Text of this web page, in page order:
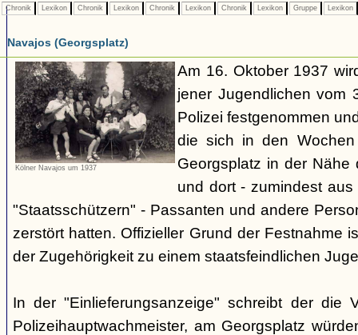
Chronik Lexikon Chronik Lexikon Chronik Lexikon Chronik Lexikon Gruppe Lexikon
Navajos (Georgsplatz)
Kölner Navajos um 1937
Am 16. Oktober 1937
jener Jugendlichen vom
Polizei festgenommen
die sich in den
Georgsplatz in der Nähe
und dort - zumindest
"Staatsschützern" - Passanten und andere
zerstört hatten. Offizieller Grund der Festnahme
der Zugehörigkeit zu einem staatsfeindlichen
In der "Einlieferungsanzeige" schreibt der die
Polizeihauptwachmeister, am Georgsplatz